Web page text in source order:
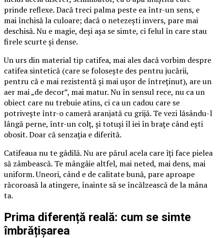
prinde reflexe. Dacă treci palma peste ea într-un sens, e
mai închisă la culoare; dacă o netezești invers, pare mai
deschisă. Nu e magie, deși așa se simte, ci felul în care stau
firele scurte și dense.
Un urs din material tip catifea, mai ales dacă vorbim despre
catifea sintetică (care se folosește des pentru jucării,
pentru că e mai rezistentă și mai ușor de întreținut), are un
aer mai „de decor”, mai matur. Nu în sensul rece, nu ca un
obiect care nu trebuie atins, ci ca un cadou care se
potrivește într-o cameră aranjată cu grijă. Te vezi lăsându-l
lângă perne, într-un colț, și totuși îl iei în brațe când ești
obosit. Doar că senzația e diferită.
Catifeaua nu te gâdilă. Nu are părul acela care îți face pielea
să zâmbească. Te mângâie altfel, mai neted, mai dens, mai
uniform. Uneori, când e de calitate bună, pare aproape
răcoroasă la atingere, înainte să se încălzească de la mâna
ta.
Prima diferență reală: cum se simte
îmbrățișarea